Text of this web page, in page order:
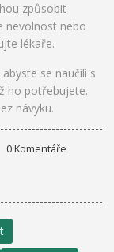
způsobit
nevolnost nebo
lékaře.
se naučili s
ho potřebujete.
návyku.
0 Komentáře